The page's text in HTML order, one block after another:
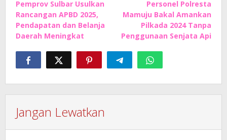
pos
Pemprov Sulbar Usulkan
Rancangan APBD 2025,
Pendapatan dan Belanja
Daerah Meningkat
Personel Polresta
Mamuju Bakal Amankan
Pilkada 2024 Tanpa
Penggunaan Senjata Api
Jangan Lewatkan